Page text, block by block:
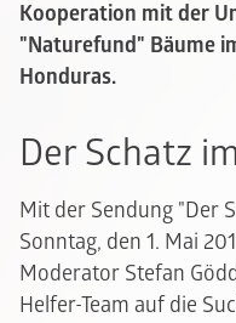
Kooperation mit der
"Naturefund" Bäume
Honduras.
Der Schatz
Mit der Sendung "Der
Sonntag, den 1. Mai
Moderator Stefan
Helfer-Team auf die